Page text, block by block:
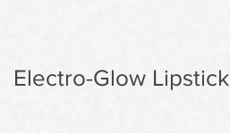
Electro-Glow Lipstick